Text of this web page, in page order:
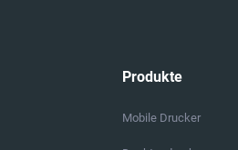
Produkte
Mobile Drucker